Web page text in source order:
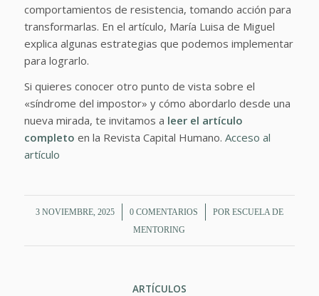
comportamientos de resistencia, tomando acción para
transformarlas. En el artículo, María Luisa de Miguel
explica algunas estrategias que podemos implementar
para lograrlo.
Si quieres conocer otro punto de vista sobre el
«síndrome del impostor» y cómo abordarlo desde una
nueva mirada, te invitamos a leer el artículo
completo en la Revista Capital Humano. Acceso al
artículo
3 NOVIEMBRE, 2025
/ 0 COMENTARIOS
/ POR ESCUELA DE
MENTORING
ARTÍCULOS